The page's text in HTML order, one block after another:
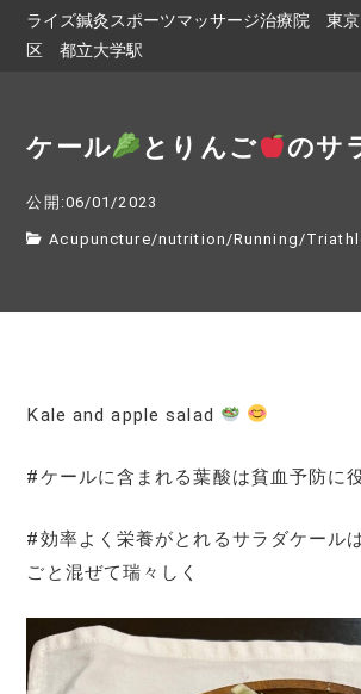
ライズ鍼灸スポーツマッサージ治療院 東
区 都立大学駅
ケール とりんご のサ
公開:06/01/2023
Acupuncture/nutrition /Running /
Kale and apple salad
#ケールに含まれる葉酸は貧血予防に
#効率よく栄養がとれるサラダケール
ごと混ぜて瑞々しく